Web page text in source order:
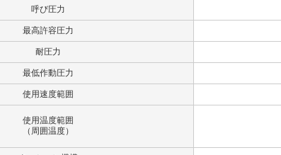
呼び圧力
最高許容圧力
耐圧力
最低作動圧力
使用速度範囲
使用温度範囲
（周囲温度）